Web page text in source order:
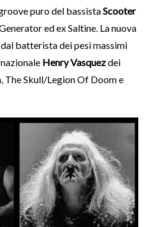
puro del bassistaScooter
ed ex Saltine. La nuova
batterista dei pesi massimi
Henry Vasquezdei
The Skull/Legion Of Doom e